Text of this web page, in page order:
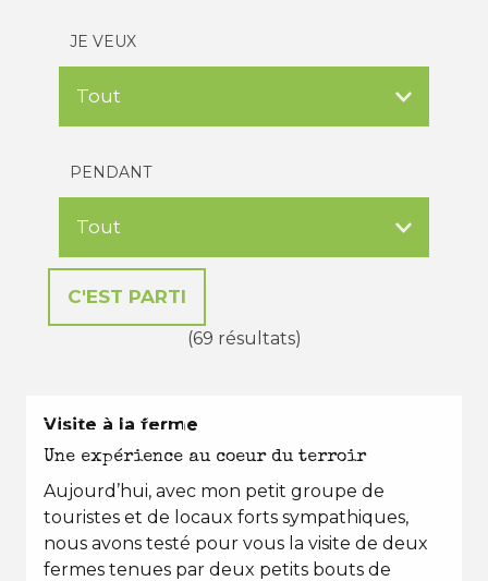
JE VEUX
PENDANT
(69 résultats)
EN TOUTES SAISONS
Visite à la ferme
Une expérience au coeur du terroir
Aujourd’hui, avec mon petit groupe de
touristes et de locaux forts sympathiques,
nous avons testé pour vous la visite de deux
fermes tenues par deux petits bouts de